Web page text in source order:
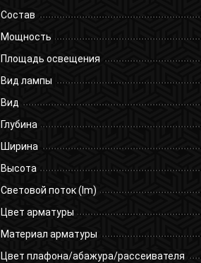
Состав
Мощность
Площадь освещения
Вид лампы
Вид
Глубина
Ширина
Высота
Световой поток (lm)
Цвет арматуры
Материал арматуры
Цвет плафона/абажура/рассеивателя